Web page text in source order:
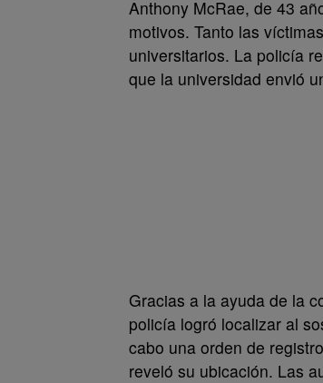
Anthony McRae, de 43
motivos. Tanto las
universitarios. La policía
que la universidad envió
Gracias a la ayuda de la
policía logró localizar al
cabo una orden de
reveló su ubicación. Las